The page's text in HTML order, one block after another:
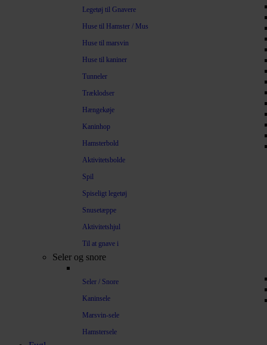
Legetøj til Gnavere
Huse til Hamster / Mus
Huse til marsvin
Huse til kaniner
Tunneler
Træklodser
Hængekøje
Kaninhop
Hamsterbold
Aktivitetsbolde
Spil
Spiseligt legetøj
Snusetæppe
Aktivitetshjul
Til at gnave i
Seler og snore
Seler / Snore
Kaninsele
Marsvin-sele
Hamstersele